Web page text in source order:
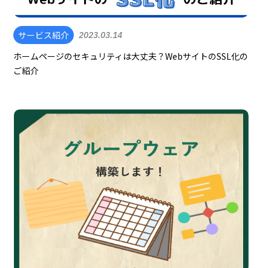
サービス紹介 2023.03.14
ホームページのセキュリティは大丈夫？WebサイトのSSL化の
ご紹介